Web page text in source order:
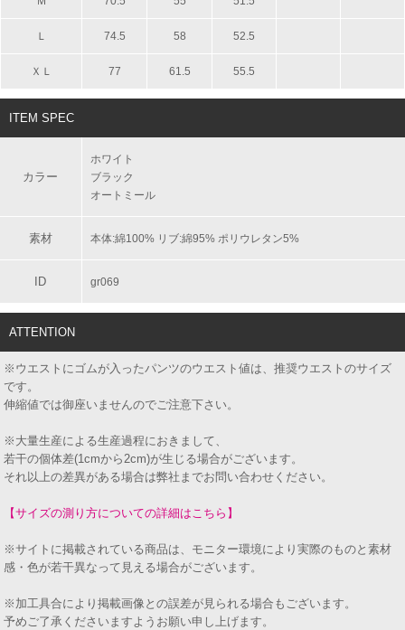
Ｌ 74.5 58 52.5
ＸＬ 77 61.5 55.5
ITEM SPEC
カラー
ホワイト
ブラック
オートミール
素材 本体:綿100% リブ:綿95% ポリウレタン5%
ID gr069
ATTENTION
※ウエストにゴムが入ったパンツのウエスト値は、推奨ウエストのサイズ
です。
伸縮値では御座いませんのでご注意下さい。
※大量生産による生産過程におきまして、
若干の個体差(1cmから2cm)が生じる場合がございます。
それ以上の差異がある場合は弊社までお問い合わせください。
【サイズの測り方についての詳細はこちら】
※サイトに掲載されている商品は、モニター環境により実際のものと素材
感・色が若干異なって見える場合がございます。
※加工具合により掲載画像との誤差が見られる場合もございます。
予めご了承くださいますようお願い申し上げます。